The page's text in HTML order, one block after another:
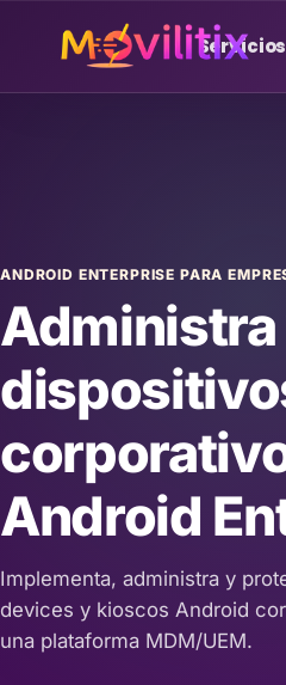
Servicios
ANDROID ENTERPRISE PARA
Android
Implementa, administra y
devices y kioscos Android
una plataforma MDM/UEM.